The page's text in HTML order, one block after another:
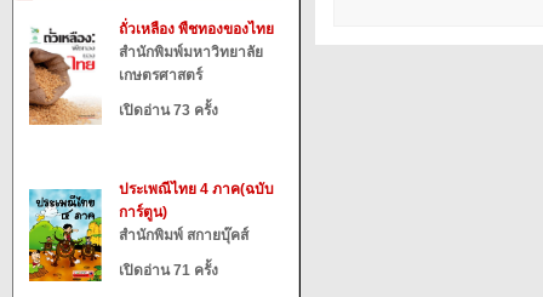
ถั่วเหลือง พืชทองของไทย
สำนักพิมพ์มหาวิทยาลัย
เกษตรศาสตร์
เปิดอ่าน 73 ครั้ง
ประเพณีไทย 4 ภาค(ฉบับ
การ์ตูน)
สำนักพิมพ์ สกายบุ๊คส์
เปิดอ่าน 71 ครั้ง